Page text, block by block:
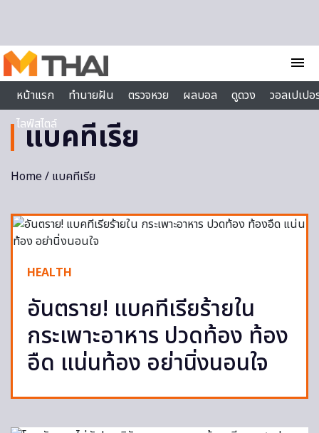
menu
หน้าแรก
ทำนายฝัน ตรวจหวย ผลบอล ดูดวง
วอลเปเป
ไลฟ์สไตล์
แบคทีเรีย
Home/ แบคทีเรีย
HEALTH
อันตราย! แบคทีเรียร้ายใน
กระเพาะอาหาร ปวดท้อง ท้อง
อืด แน่นท้อง อย่านิ่งนอนใจ